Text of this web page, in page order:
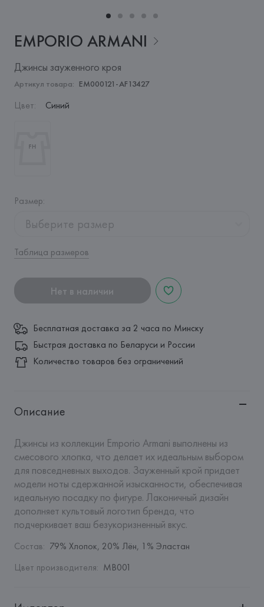
EMPORIO ARMANI
Джинсы зауженного кроя
Артикул товара: EM000121-AF13427
Цвет: Синий
Размер:
Выберите размер
Таблица размеров
Нет в наличии
Бесплатная доставка за 2 часа по Минску
Быстрая доставка по Беларуси и России
Количество товаров без ограничений
Описание
Джинсы из коллекции Emporio Armani выполнены из
смесового хлопка, что делает их идеальным выбором
для повседневных выходов. Зауженный крой придает
модели ноты сдержанной изысканности, обеспечивая
идеальную посадку по фигуре. Лаконичный дизайн
дополняет культовый логотип бренда, что
подчеркивает ваш безукоризненный вкус.
Состав: 79% Хлопок, 20% Лён, 1% Эластан
Цвет производителя: MB001